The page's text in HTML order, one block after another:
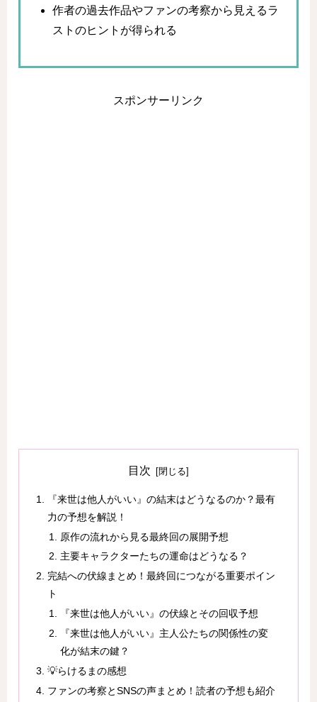
作者の過去作品やファンの考察から見えるラ
ストのヒントが得られる
スポンサーリンク
目次
『来世は他人がいい』の結末はどうなるのか？最有
力の予想を解説！
原作の流れから見る最終回の展開予想
主要キャラクターたちの運命はどうなる？
完結への伏線まとめ！最終回につながる重要ポイン
ト
『来世は他人がいい』の伏線とその回収予想
『来世は他人がいい』主人公たちの関係性の変
化が結末の鍵？
💡らけるまの感想
ファンの考察とSNSの声まとめ！読者の予想も紹介